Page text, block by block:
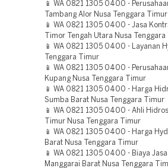
📱 WA 0821 1305 0400 -
Tambang Alor Nusa Tenggara Timur
📱 WA 0821 1305 0400 - Jasa
Timor Tengah Utara Nusa
📱 WA 0821 1305 0400 - Layanan
Tenggara Timur
📱 WA 0821 1305 0400 -
Kupang Nusa Tenggara Timur
📱 WA 0821 1305 0400 - Harga
Sumba Barat Nusa Tenggara Timur
📱 WA 0821 1305 0400 - Ahli
Timur Nusa Tenggara Timur
📱 WA 0821 1305 0400 - Harga
Barat Nusa Tenggara Timur
📱 WA 0821 1305 0400 - Biaya
Manggarai Barat Nusa Tenggara